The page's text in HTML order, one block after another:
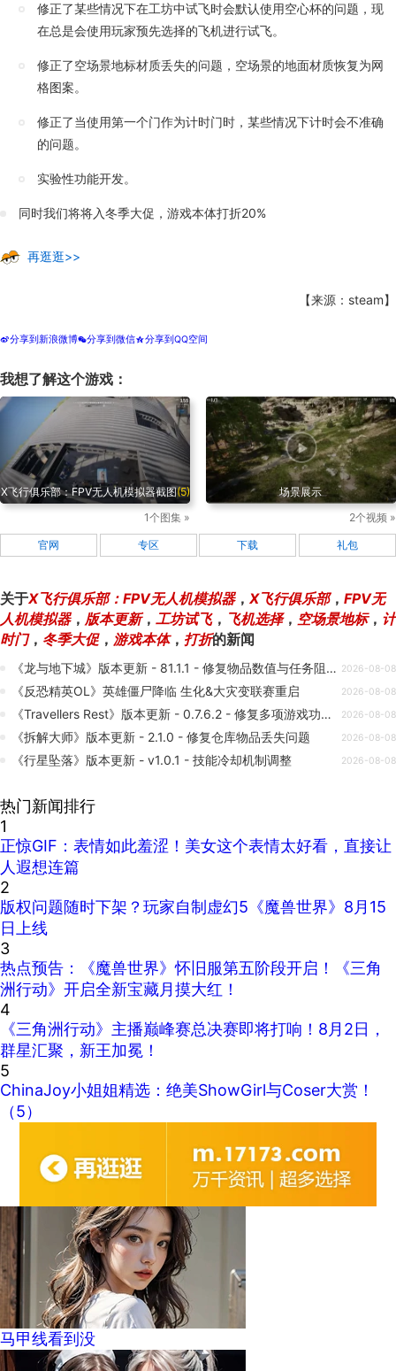
修正了某些情况下在工坊中试飞时会默认使用空心杯的问题，现
在总是会使用玩家预先选择的飞机进行试飞。
修正了空场景地标材质丢失的问题，空场景的地面材质恢复为网
格图案。
修正了当使用第一个门作为计时门时，某些情况下计时会不准确
的问题。
实验性功能开发。
同时我们将将入冬季大促，游戏本体打折20%
再逛逛>>
【来源：steam】
t分享到新浪微博w分享到微信z分享到QQ空间
我想了解这个游戏：
X飞行俱乐部：FPV无人机模拟器截图(5)
1个图集 »
场景展示
2个视频 »
官网 专区 下载 礼包
关于X飞行俱乐部：FPV无人机模拟器， X飞行俱乐部， FPV无
人机模拟器， 版本更新， 工坊试飞， 飞机选择， 空场景地标， 计
时门， 冬季大促， 游戏本体， 打折的新闻
《龙与地下城》版本更新 - 81.1.1 - 修复物品数值与任务阻碍 2026-08-08
《反恐精英OL》英雄僵尸降临 生化&大灾变联赛重启 2026-08-08
《Travellers Rest》版本更新 - 0.7.6.2 - 修复多项游戏功能与Bug 2026-08-08
《拆解大师》版本更新 - 2.1.0 - 修复仓库物品丢失问题 2026-08-08
《行星坠落》版本更新 - v1.0.1 - 技能冷却机制调整 2026-08-08
热门新闻排行
1
正惊GIF：表情如此羞涩！美女这个表情太好看，直接让
人遐想连篇
2
版权问题随时下架？玩家自制虚幻5《魔兽世界》8月15
日上线
3
热点预告：《魔兽世界》怀旧服第五阶段开启！《三角
洲行动》开启全新宝藏月摸大红！
4
《三角洲行动》主播巅峰赛总决赛即将打响！8月2日，
群星汇聚，新王加冕！
5
ChinaJoy小姐姐精选：绝美ShowGirl与Coser大赏！
（5）
马甲线看到没